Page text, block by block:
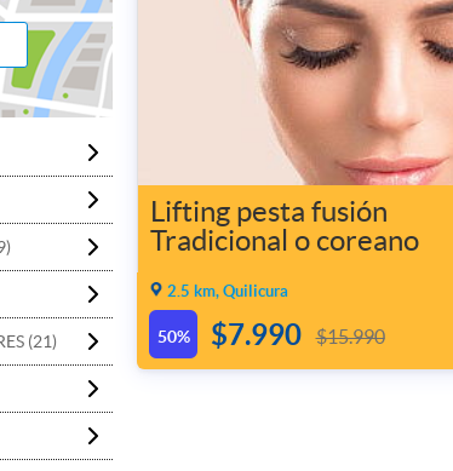
(21)
Lifting pesta fusión
Tradicional o coreano
2.5 km, Quilicura
50% $7.990 $15.990